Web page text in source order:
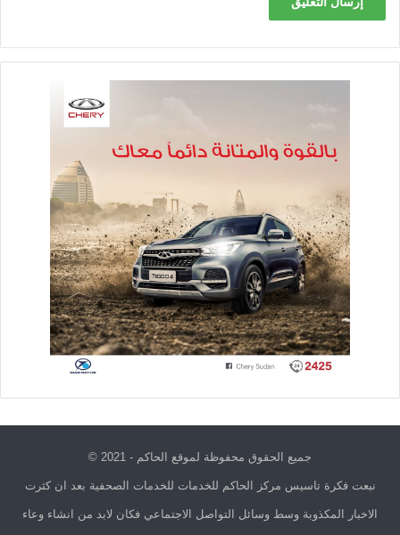
جميع الحقوق محفوظة لموقع الحاكم - 2021 ©
نبعت فكرة تاسيس مركز الحاكم للخدمات للخدمات الصحفية بعد ان كثرت
الاخبار المكذوبة وسط وسائل التواصل الاجتماعي فكان لابد من انشاء وعاء